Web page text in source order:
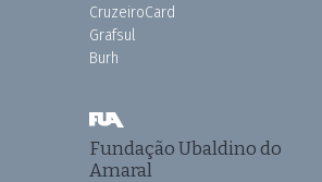
CruzeiroCard
Grafsul
Burh
Fundação Ubaldino do
Amaral